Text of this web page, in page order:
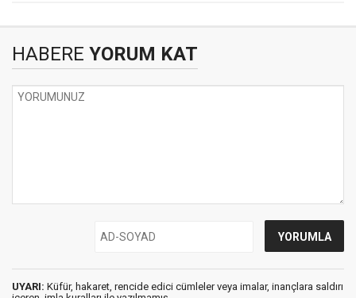
HABERE YORUM KAT
UYARI: Küfür, hakaret, rencide edici cümleler veya imalar, inançlara saldırı